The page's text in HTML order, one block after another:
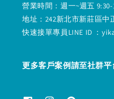
營業時間：週一~週五 9:30-
地址：242新北市新莊區中
快速接單專員LINE ID ：
更多客戶案例請至社群平